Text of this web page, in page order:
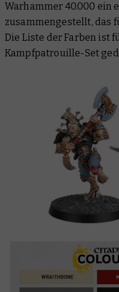
Warhammer 40.000 ein
zusammengestellt, das
Die Liste der Farben ist
Kampfpatrouille-Set